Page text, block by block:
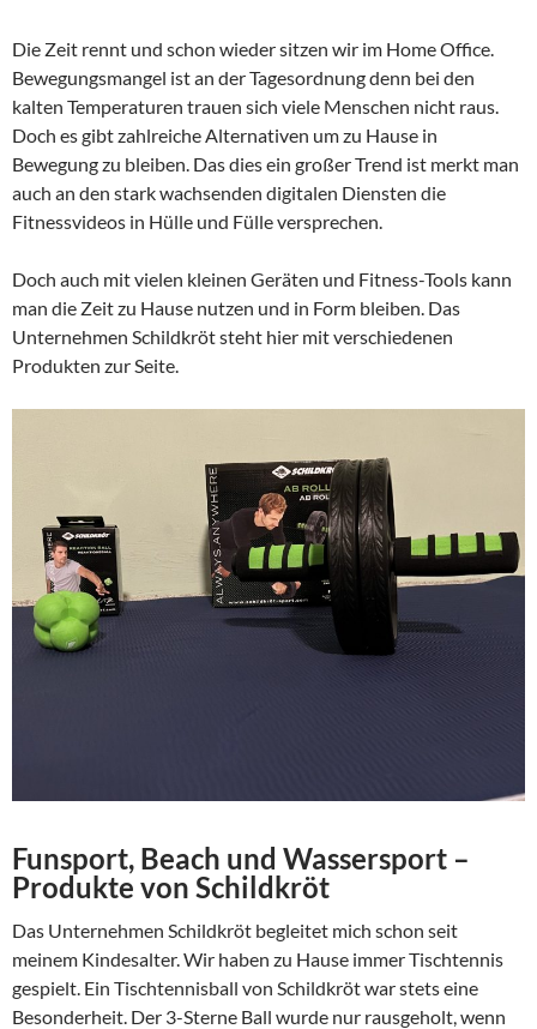
Die Zeit rennt und schon wieder sitzen wir im Home Office.
Bewegungsmangel ist an der Tagesordnung denn bei den
kalten Temperaturen trauen sich viele Menschen nicht raus.
Doch es gibt zahlreiche Alternativen um zu Hause in
Bewegung zu bleiben. Das dies ein großer Trend ist merkt man
auch an den stark wachsenden digitalen Diensten die
Fitnessvideos in Hülle und Fülle versprechen.
Doch auch mit vielen kleinen Geräten und Fitness-Tools kann
man die Zeit zu Hause nutzen und in Form bleiben. Das
Unternehmen Schildkröt steht hier mit verschiedenen
Produkten zur Seite.
Funsport, Beach und Wassersport –
Produkte von Schildkröt
Das Unternehmen Schildkröt begleitet mich schon seit
meinem Kindesalter. Wir haben zu Hause immer Tischtennis
gespielt. Ein Tischtennisball von Schildkröt war stets eine
Besonderheit. Der 3-Sterne Ball wurde nur rausgeholt, wenn